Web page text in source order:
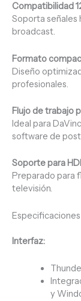
Compatibilidad
Soporta señales
broadcast.
Formato
Diseño
profesionales.
Flujo de trabajo
Ideal para
software de
Soporte para
Preparado para
televisión.
Interfaz:
y